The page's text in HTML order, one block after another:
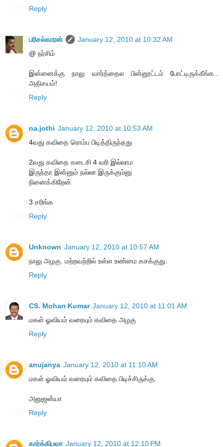
Reply
பரிசல்காரன்
January 12, 2010 at 10:32 AM
@ நர்சிம்
இன்னைக்கு நாலு வார்த்தைல பின்னூட்டம் போட்டிருக்கீங்க..
அதிசயம்!
Reply
na.jothi January 12, 2010 at 10:53 AM
4வது கவிதை ரொம்ப பிடித்திருந்தது
2வது கவிதை கடைசி 4 வரி இல்லாம
இருந்தா இன்னும் நல்லா இருக்கும்னு
நினைக்கிறேன்
3 சரிங்க
Reply
Unknown January 12, 2010 at 10:57 AM
நாலு அழகு. மற்றவற்றில் உள்ள உண்மை கசக்குது.
Reply
CS. Mohan Kumar January 12, 2010 at 11:01 AM
மகள் ஓவியம் வரையும் கவிதை அழகு
Reply
anujanya January 12, 2010 at 11:10 AM
மகள் ஓவியம் வரையும் கவிதை பிடிச்சிருக்கு.
அனுஜன்யா
Reply
கார்க்கிபவா January 12, 2010 at 12:10 PM